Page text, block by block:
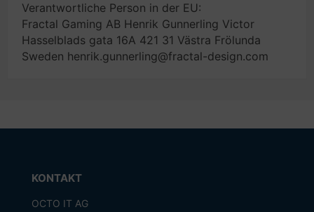
Verantwortliche Person in der EU:
Fractal Gaming AB Henrik Gunnerling Victor
Hasselblads gata 16A 421 31 Västra Frölunda
Sweden henrik.gunnerling@fractal-design.com
KONTAKT
OCTO IT AG